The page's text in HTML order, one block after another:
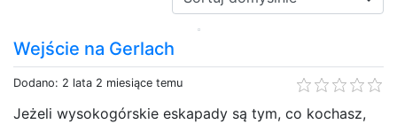
Wejście na Gerlach
Dodano: 2 lata 2 miesiące temu
Jeżeli wysokogórskie eskapady są tym, co kochasz,